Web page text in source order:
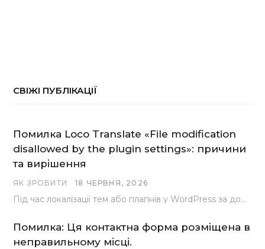
СВІЖІ ПУБЛІКАЦІЇ
Помилка Loco Translate «File modification
disallowed by the plugin settings»: причини
та вирішення
ЯК ЗРОБИТИ 18 ЧЕРВНЯ, 2026
Під час локалізації тем або плагінів у WordPress за допомогою популярного інструменту Loco Translate розробники…
Помилка: Ця контактна форма розміщена в
неправильному місці.